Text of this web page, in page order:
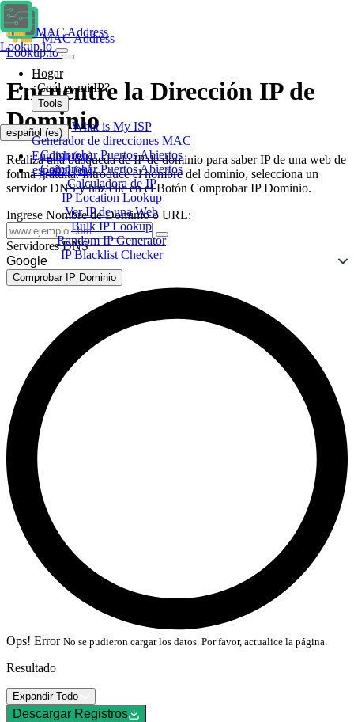
MAC Address
Lookup.io
MAC Address
Lookup.io
Hogar
¿Cuál es mi IP?
Tools
What is My ISP
Generador de direcciones MAC
Comprobar Puertos Abiertos
Comprobar Puertos Abiertos
Calculadora de IP
IP Location Lookup
Ver IP de una Web
Bulk IP Lookup
Random IP Generator
IP Blacklist Checker
español (es)
English(en)
español(es)
Encuentre la Dirección IP de
Dominio
Realiza una búsqueda de IP de dominio para saber IP de una web de
forma gratuita. Introduce el nombre del dominio, selecciona un
servidor DNS y haz clic en el Botón Comprobar IP Dominio.
Ingrese Nombre de Dominio o URL:
Servidores DNS
Google
Comprobar IP Dominio
Ops! Error No se pudieron cargar los datos. Por favor, actualice la página.
Resultado
Expandir Todo
Descargar Registros